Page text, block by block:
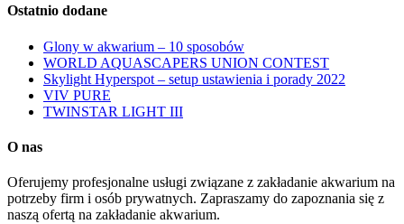
Ostatnio dodane
Glony w akwarium – 10 sposobów
WORLD AQUASCAPERS UNION CONTEST
Skylight Hyperspot – setup ustawienia i porady 2022
VIV PURE
TWINSTAR LIGHT III
O nas
Oferujemy profesjonalne usługi związane z zakładanie akwarium na
potrzeby firm i osób prywatnych. Zapraszamy do zapoznania się z
naszą ofertą na zakładanie akwarium.